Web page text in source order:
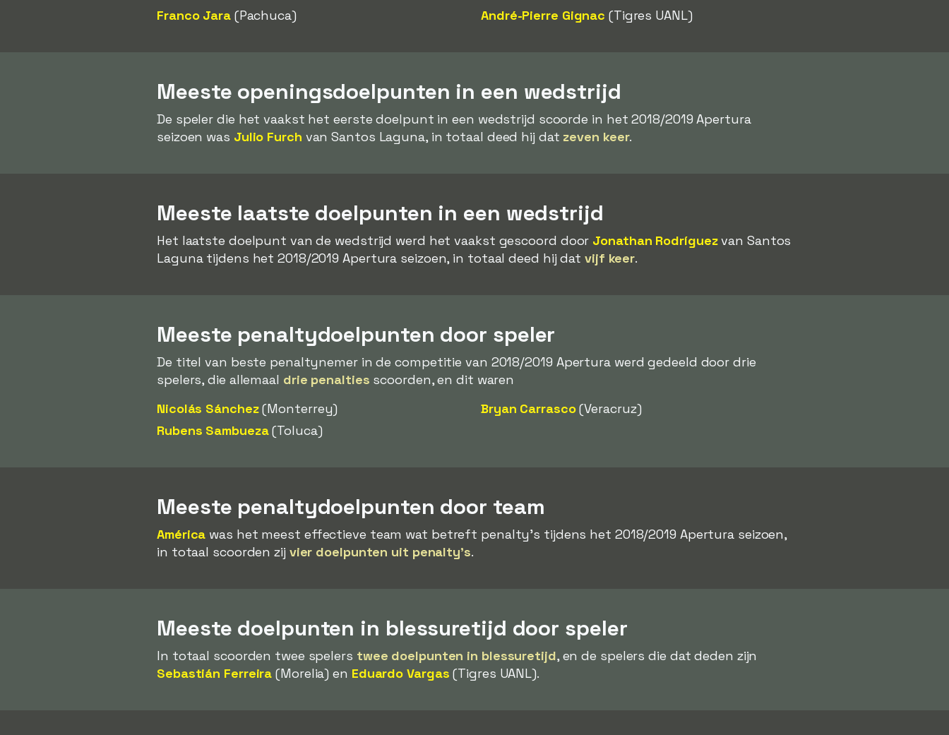
Franco Jara(Pachuca) André-Pierre Gignac (Tigres UANL)
Meeste openingsdoelpunten in een wedstrijd
De speler die het vaakst het eerste doelpunt in een wedstrijd scoorde in het 2018/2019 Apertura
seizoen was Julio Furch van Santos Laguna, in totaal deed hij dat zeven keer.
Meeste laatste doelpunten in een wedstrijd
Het laatste doelpunt van de wedstrijd werd het vaakst gescoord door Jonathan Rodríguezvan Santos
Laguna tijdens het 2018/2019 Apertura seizoen, in totaal deed hij dat vijf keer.
Meeste penaltydoelpunten door speler
De titel van beste penaltynemer in de competitie van 2018/2019 Apertura werd gedeeld door drie
spelers, die allemaal drie penalties scoorden, en dit waren
Nicolás Sánchez(Monterrey)
Rubens Sambueza(Toluca)
Bryan Carrasco(Veracruz)
Meeste penaltydoelpunten door team
América was het meest effectieve team wat betreft penalty's tijdens het 2018/2019 Apertura seizoen,
in totaal scoorden zij vier doelpunten uit penalty's.
Meeste doelpunten in blessuretijd door speler
In totaal scoorden twee spelers twee doelpunten in blessuretijd, en de spelers die dat deden zijn
Sebastián Ferreira (Morelia) en Eduardo Vargas (Tigres UANL).